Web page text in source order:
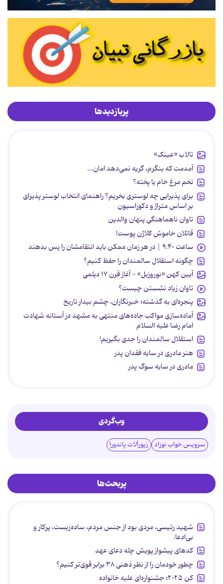
پربازدیدها
تالاب «عینک»
آمدمت که بنگرم، گریه نمی‌دهد امان...
تخم مرغ خام یا پخته؟
برای پذیرایی چه لوستری بخریم؟ راهنمای انتخاب لوستر پذیرای
بر اساس متراژ و دکوراسیون
تاوان ناهماهنگی پنهان والدین
قاتلان خاموش کلاژن پوست!
ساعت ۹:۴۰ | در هر زمان ممکن باید انتقامشان را پس بدهند
چگونه استقلال سالمندان را حفظ کنیم؟
آیین کهن «نوروزبل» - آغاز قرن ۱۷ دیلمی
تاوان زیاد نشستن چیست؟
پنجره‌ای به گذشته؛ خبرنگاران، چشم بیدار تاریخ
آماده‌سازی مواکب جاده‌های منتهی به مشهد در آستانه شهادت
امام رضا علیه السلام
استقلال سالمندان را جدی بگیریم!
هنر مادری در سایه‌ فقدان پدر
مادری در سایه سوگ پدر
وب‌گردی
سرویس خواب نوزاد زیورآلات پاندورا
پربحث‌ها
شهید رئیسی، مردی بود از جنس مردم، ساده‌زیست، پرکار و
بی‌ادعا.
کدهای پیشواز پویش چله دعای عهد
چطور خودمان را از نظر ذهنی ۳۸ برابر قوی‌تر کنیم؟
کن ۲۰۲۵؛ جشنواره‌ای علیه خانواده